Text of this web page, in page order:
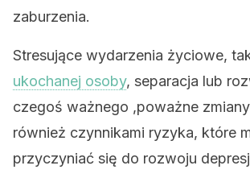
zaburzenia.
Stresujące wydarzenia życiowe,
ukochanej osoby, separacja lub
czegoś ważnego ,poważne
również czynnikami ryzyka, które
przyczyniać się do rozwoju